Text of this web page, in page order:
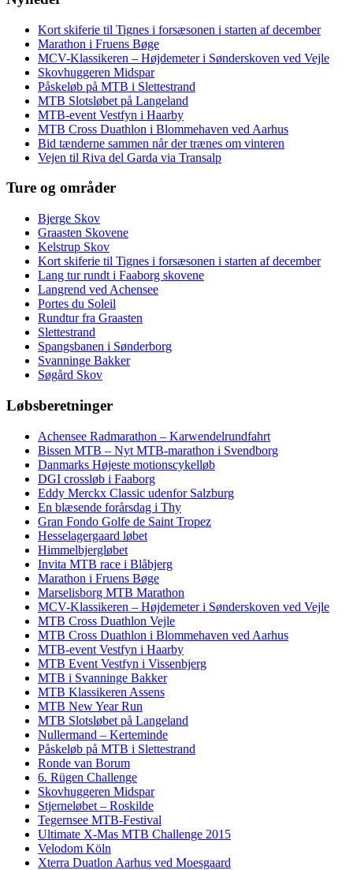
Kort skiferie til Tignes i forsæsonen i starten af december
Marathon i Fruens Bøge
MCV-Klassikeren – Højdemeter i Sønderskoven ved Vejle
Skovhuggeren Midspar
Påskeløb på MTB i Slettestrand
MTB Slotsløbet på Langeland
MTB-event Vestfyn i Haarby
MTB Cross Duathlon i Blommehaven ved Aarhus
Bid tænderne sammen når der trænes om vinteren
Vejen til Riva del Garda via Transalp
Ture og områder
Bjerge Skov
Graasten Skovene
Kelstrup Skov
Kort skiferie til Tignes i forsæsonen i starten af december
Lang tur rundt i Faaborg skovene
Langrend ved Achensee
Portes du Soleil
Rundtur fra Graasten
Slettestrand
Spangsbanen i Sønderborg
Svanninge Bakker
Søgård Skov
Løbsberetninger
Achensee Radmarathon – Karwendelrundfahrt
Bissen MTB – Nyt MTB-marathon i Svendborg
Danmarks Højeste motionscykelløb
DGI crossløb i Faaborg
Eddy Merckx Classic udenfor Salzburg
En blæsende forårsdag i Thy
Gran Fondo Golfe de Saint Tropez
Hesselagergaard løbet
Himmelbjergløbet
Invita MTB race i Blåbjerg
Marathon i Fruens Bøge
Marselisborg MTB Marathon
MCV-Klassikeren – Højdemeter i Sønderskoven ved Vejle
MTB Cross Duathlon Vejle
MTB Cross Duathlon i Blommehaven ved Aarhus
MTB-event Vestfyn i Haarby
MTB Event Vestfyn i Vissenbjerg
MTB i Svanninge Bakker
MTB Klassikeren Assens
MTB New Year Run
MTB Slotsløbet på Langeland
Nullermand – Kerteminde
Påskeløb på MTB i Slettestrand
Ronde van Borum
6. Rügen Challenge
Skovhuggeren Midspar
Stjerneløbet – Roskilde
Tegernsee MTB-Festival
Ultimate X-Mas MTB Challenge 2015
Velodom Köln
Xterra Duatlon Aarhus ved Moesgaard